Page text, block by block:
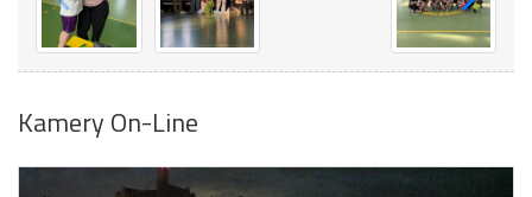
Kamery On-Line